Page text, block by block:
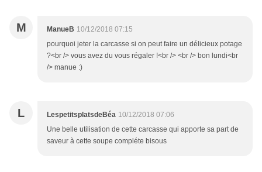
M ManueB 10/12/2018 07:15
pourquoi jeter la carcasse si on peut faire un délicieux potage
?<br /> vous avez du vous régaler !<br /> <br /> bon lundi<br
/> manue :)
L LespetitsplatsdeBéa 10/12/2018 07:06
Une belle utilisation de cette carcasse qui apporte sa part de
saveur à cette soupe compléte bisous